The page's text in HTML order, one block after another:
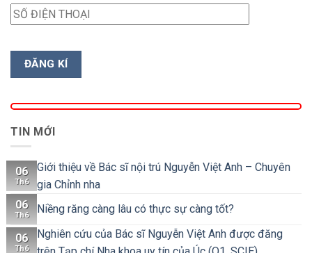
TIN MỚI
06
Th6
Giới thiệu về Bác sĩ nội trú Nguyễn Việt Anh – Chuyên
gia Chỉnh nha
06
Th6 Niềng răng càng lâu có thực sự càng tốt?
06
Th6
Nghiên cứu của Bác sĩ Nguyễn Việt Anh được đăng